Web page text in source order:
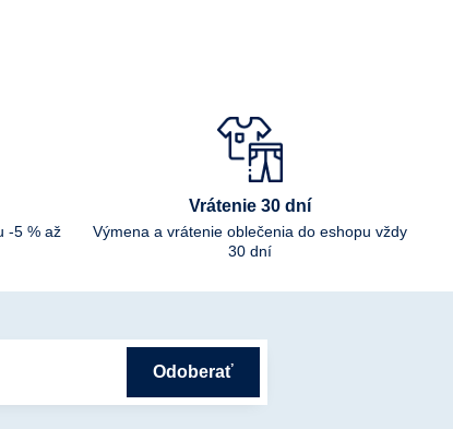
-5 % až
Vrátenie 30 dní
Výmena a vrátenie oblečenia do eshopu vždy
30 dní
Odoberať